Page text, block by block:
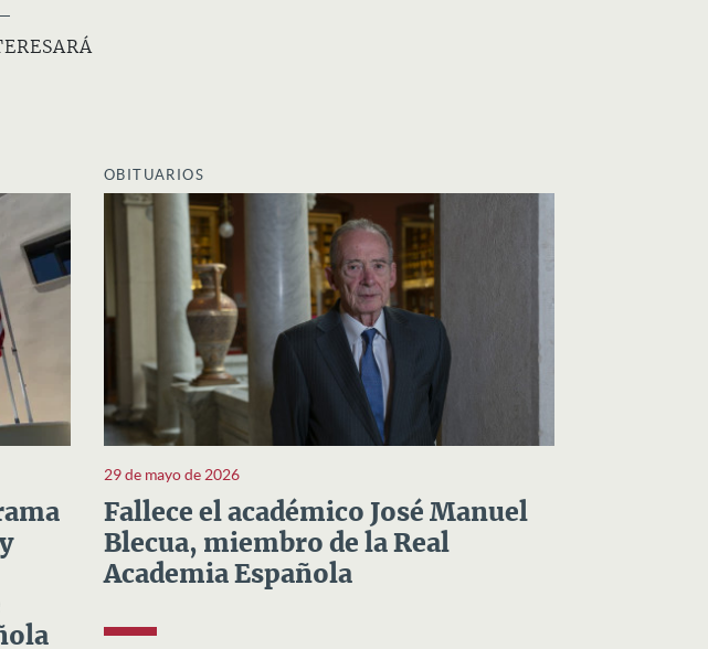
OBITUARIOS
29 de mayo de 2026
Fallece el académico José Manuel
Blecua, miembro de la Real
Academia Española